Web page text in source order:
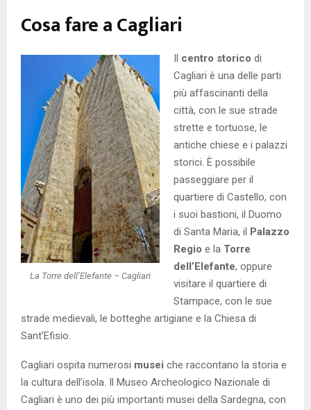
Cosa fare a Cagliari
La Torre dell’Elefante – Cagliari
centro storico di
Cagliari è una delle parti
più affascinanti della
città, con le sue strade
strette e tortuose, le
antiche chiese e i palazzi
storici. È possibile
passeggiare per il
quartiere di Castello, con
i suoi bastioni, il Duomo
di Santa Maria, il
Palazzo
Regio e la Torre
dell’Elefante, oppure
visitare il quartiere di
Stampace, con le sue
strade medievali, le botteghe artigiane e la Chiesa di
Sant’Efisio.
Cagliari ospita numerosi musei che raccontano la storia e
la cultura dell’isola. Il Museo Archeologico Nazionale di
Cagliari è uno dei più importanti musei della Sardegna, con